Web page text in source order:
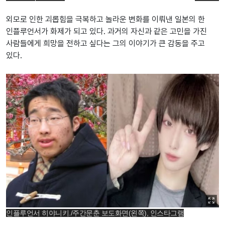
외모로 인한 괴롭힘을 극복하고 놀라운 변화를 이뤄낸 일본의 한
인플루언서가 화제가 되고 있다. 과거의 자신과 같은 고민을 가진
사람들에게 희망을 전하고 싶다는 그의 이야기가 큰 감동을 주고
있다.
인플루언서 히야니키./주간문춘 보도화면(왼쪽), 인스타그램